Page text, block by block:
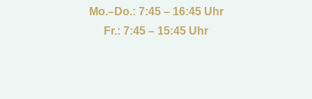
Mo.–Do.: 7:45 – 16:45 Uhr
Fr.: 7:45 – 15:45 Uhr